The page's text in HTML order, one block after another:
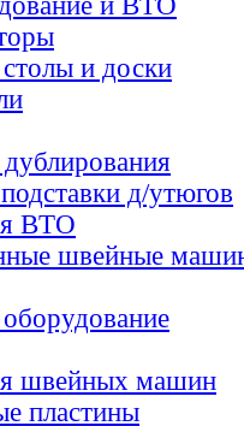
и доски
д/утюгов
ВТО
швейные
швейных машин
пластины